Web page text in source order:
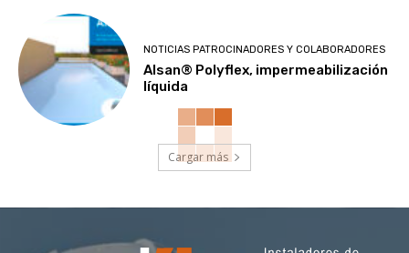
NOTICIAS PATROCINADORES Y COLABORADORES
Alsan® Polyflex, impermeabilización
líquida
Cargar más